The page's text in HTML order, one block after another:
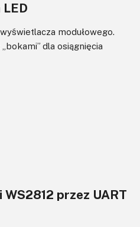
modułowego.
dla osiągnięcia
przez UART